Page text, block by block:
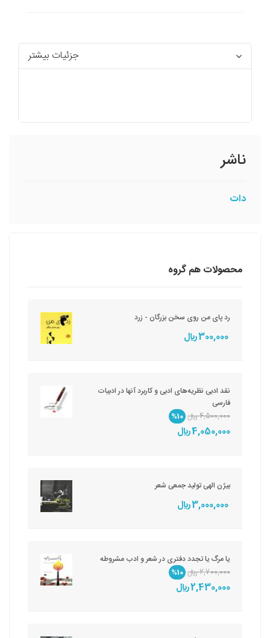
جزئیات بیشتر
ناشر
دات
محصولات هم گروه
رد پای من روی سخن بزرگان - زرد
300,000 ريال
نقد ادبی نظریه‌های ادبی و کاربرد آنها در ادبیات
فارسی
4,500,000 ريال
%10
4,050,000 ريال
بیژن الهی تولید جمعی شعر
3,000,000 ريال
یا مرگ یا تجدد دفتری در شعر و ادب مشروطه
2,700,000 ريال
%10
2,430,000 ريال